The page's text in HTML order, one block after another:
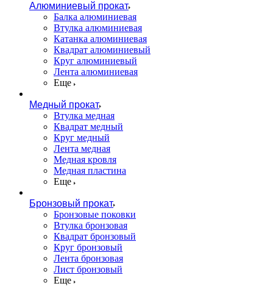
Алюминиевый прокат
Балка алюминиевая
Втулка алюминиевая
Катанка алюминиевая
Квадрат алюминиевый
Круг алюминиевый
Лента алюминиевая
Еще
Медный прокат
Втулка медная
Квадрат медный
Круг медный
Лента медная
Медная кровля
Медная пластина
Еще
Бронзовый прокат
Бронзовые поковки
Втулка бронзовая
Квадрат бронзовый
Круг бронзовый
Лента бронзовая
Лист бронзовый
Еще